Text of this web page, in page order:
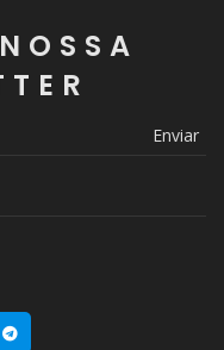
Enviar